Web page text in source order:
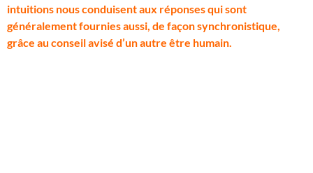
intuitions nous conduisent aux réponses qui sont
généralement fournies aussi, de façon synchronistique,
grâce au conseil avisé d’un autre être humain.